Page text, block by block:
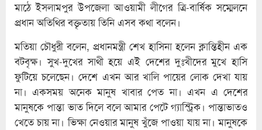
মাঠে ইসলামপুর উপজেলা আওয়ামী লীগের ত্রি-বার্ষিক সম্মেলনে
প্রধান অতিথির বক্তৃতায় তিনি এসব কথা বলেন।
মতিয়া চৌধুরী বলেন, প্রধানমন্ত্রী শেখ হাসিনা হলেন ক্লান্তিহীন এক
বটবৃক্ষ। সুখ-দুখের সাথী হয়ে এই দেশের দুঃখীদের মুখে হাসি
ফুটিয়ে চলেছেন। দেশে এখন আর খালি পায়ের লোক দেখা যায়
না। একসময় অনেক মানুষ খাবার পেত না। এখন এ দেশের
মানুষকে পান্তা ভাত দিলে বলে আমার পেটে গ্যাস্ট্রিক। পান্তাভাতও
খেতে চায় না। ভিক্ষা নেওয়ার মানুষ খুঁজে পাওয়া যায় না। মানুষকে